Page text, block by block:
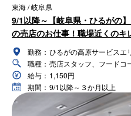
東海 / 岐阜県
9/1以降～【岐阜県・ひるがの
の売店のお仕事！職場近くのキ
勤務： ひるがの高原サービスエ
職種： 売店スタッフ、フードコ
給与： 1,150円
期間： 9/1以降～３か月以上